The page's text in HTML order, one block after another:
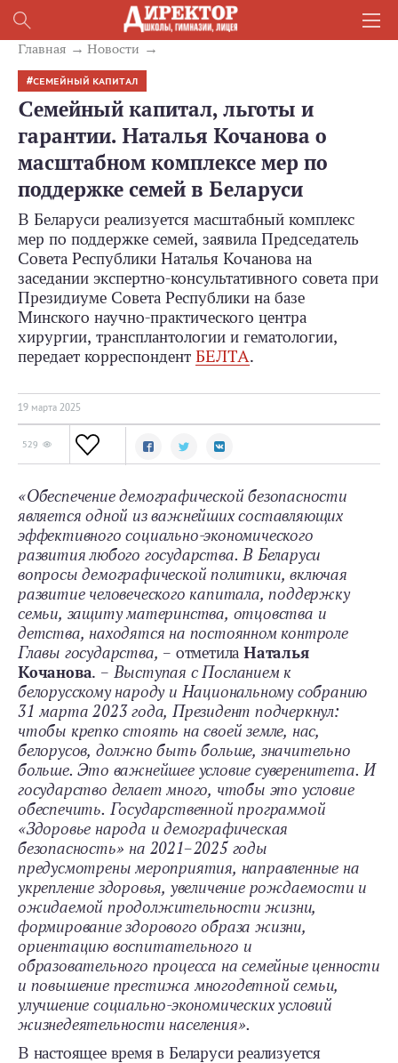
Главная Новости
СЕМЕЙНЫЙ КАПИТАЛ
Семейный капитал, льготы и
гарантии. Наталья Кочанова о
масштабном комплексе мер по
поддержке семей в Беларуси
В Беларуси реализуется масштабный комплекс
мер по поддержке семей, заявила Председатель
Совета Республики Наталья Кочанова на
заседании экспертно-консультативного совета при
Президиуме Совета Республики на базе
Минского научно-практического центра
хирургии, трансплантологии и гематологии,
передает корреспондент БЕЛТА.
19 мартa 2025
529
«Обеспечение демографической безопасности
является одной из важнейших составляющих
эффективного социально-экономического
развития любого государства. В Беларуси
вопросы демографической политики, включая
развитие человеческого капитала, поддержку
семьи, защиту материнства, отцовства и
детства, находятся на постоянном контроле
Главы государства, – отметилаНаталья
Кочанова. – Выступая с Посланием к
белорусскому народу и Национальному собранию
31 марта 2023 года, Президент подчеркнул:
чтобы крепко стоять на своей земле, нас,
белорусов, должно быть больше, значительно
больше. Это важнейшее условие суверенитета. И
государство делает много, чтобы это условие
обеспечить. Государственной программой
«Здоровье народа и демографическая
безопасность» на 2021–2025 годы
предусмотрены мероприятия, направленные на
укрепление здоровья, увеличение рождаемости и
ожидаемой продолжительности жизни,
формирование здорового образа жизни,
ориентацию воспитательного и
образовательного процесса на семейные ценности
и повышение престижа многодетной семьи,
улучшение социально-экономических условий
жизнедеятельности населения».
В настоящее время в Беларуси реализуется